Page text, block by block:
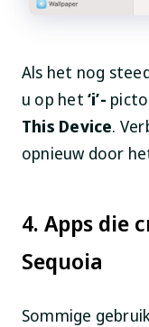
Als het nog
u op het ‘i’-
This Device.
opnieuw door
4. Apps die
Sequoia
Sommige